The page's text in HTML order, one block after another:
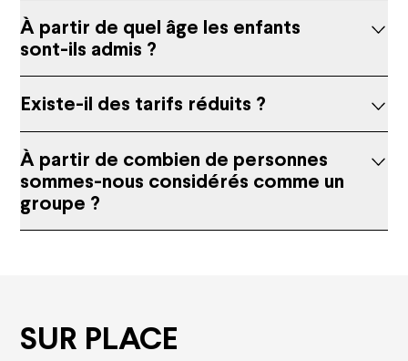
À partir de quel âge les enfants
sont-ils admis ?
Existe-il des tarifs réduits ?
À partir de combien de personnes
sommes-nous considérés comme un
groupe ?
SUR PLACE
Support us
Corporate sponsors
Private sponsors
They support us
Subscriptions and offers
Shop
Practical information